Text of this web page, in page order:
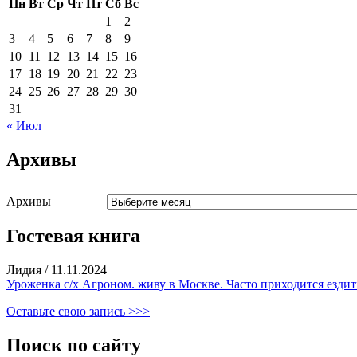
Пн Вт Ср Чт Пт Сб Вс
1
2
3
4 5 6 7 8
9
10 11 12 13 14 15 16
17 18 19 20 21 22 23
24 25 26 27 28 29 30
31
« Июл
Архивы
Архивы
Гостевая книга
Лидия / 11.11.2024
Уроженка с/х Агроном. живу в Москве. Часто приходится
Оставьте свою запись >>>
Поиск по сайту